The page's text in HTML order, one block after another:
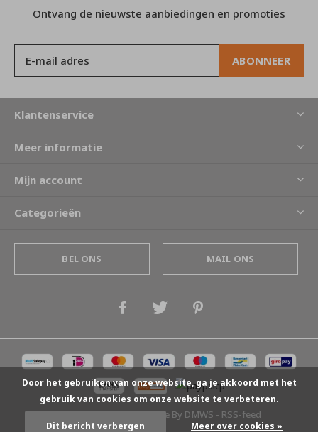
Ontvang de nieuwste aanbiedingen en promoties
ABONNEER
Klantenservice
Meer informatie
Mijn account
Categorieën
BEL ONS MAIL ONS
© Copyright2026- Theme By DMWS - RSS-feed
Door het gebruiken van onze website, ga je akkoord met het
gebruik van cookies om onze website te verbeteren.
Dit bericht verbergen Meer over cookies »